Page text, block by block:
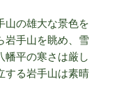
の雄大な景色を
岩手山を眺め、雪
幡平の寒さは厳し
する岩手山は素晴